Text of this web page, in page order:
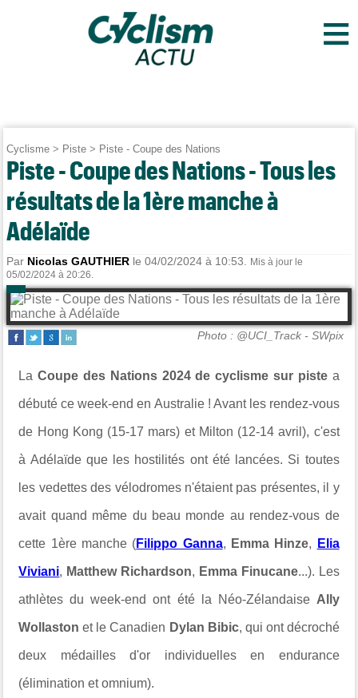
≡
Cyclisme > Piste > Piste - Coupe des Nations
Piste - Coupe des Nations - Tous les
résultats de la 1ère manche à
Adélaïde
Par Nicolas GAUTHIER le 04/02/2024 à 10:53.
Mis à jour le
05/02/2024 à 20:26.
Photo : @UCI_Track - SWpix
LaCoupe des Nations 2024 de cyclisme sur pistea
débuté ce week-end en Australie ! Avant les rendez-vous
de Hong Kong (15-17 mars) et Milton (12-14 avril), c'est
à Adélaïde que les hostilités ont été lancées. Si toutes
les vedettes des vélodromes n'étaient pas présentes, il y
avait quand même du beau monde au rendez-vous de
cette 1ère manche (Filippo Ganna, Emma Hinze, Elia
Viviani, Matthew Richardson, Emma Finucane...). Les
athlètes du week-end ont été la Néo-Zélandaise Ally
Wollaston et le Canadien Dylan Bibic, qui ont décroché
deux médailles d'or individuelles en endurance
(élimination et omnium).